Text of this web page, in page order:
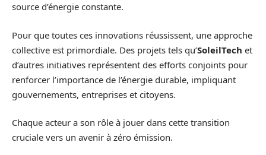
source d’énergie constante.
Pour que toutes ces innovations réussissent, une approche
collective est primordiale. Des projets tels qu’SoleilTech et
d’autres initiatives représentent des efforts conjoints pour
renforcer l’importance de l’énergie durable, impliquant
gouvernements, entreprises et citoyens.
Chaque acteur a son rôle à jouer dans cette transition
cruciale vers un avenir à zéro émission.